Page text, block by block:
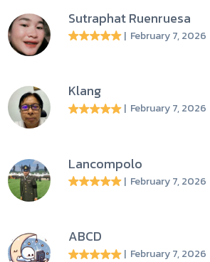
Sutraphat Ruenruesa
| February 7, 2026
Klang
| February 7, 2026
Lancompolo
| February 7, 2026
ABCD
| February 7, 2026